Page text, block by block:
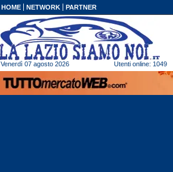
HOME NETWORK PARTNER
Venerdì 07 agosto 2026 Utenti online: 1049